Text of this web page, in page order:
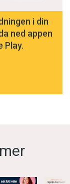
i din
ned appen
Play.